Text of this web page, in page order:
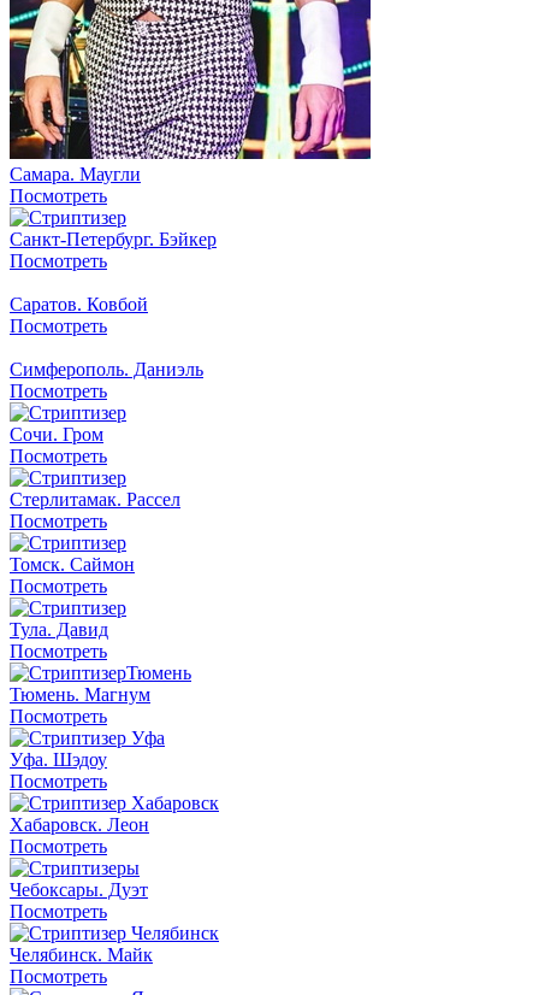
Самара. Маугли
Посмотреть
Санкт-Петербург. Бэйкер
Посмотреть
Саратов. Ковбой
Посмотреть
Симферополь. Даниэль
Посмотреть
Сочи. Гром
Посмотреть
Стерлитамак. Рассел
Посмотреть
Томск. Саймон
Посмотреть
Тула. Давид
Посмотреть
Тюмень. Магнум
Посмотреть
Уфа. Шэдоу
Посмотреть
Хабаровск. Леон
Посмотреть
Чебоксары. Дуэт
Посмотреть
Челябинск. Майк
Посмотреть